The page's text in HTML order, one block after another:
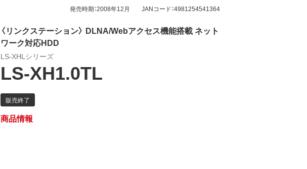
発売時期：2008年12月 JANコード：4981254541364
〈リンクステーション〉 DLNA/Webアクセス機能搭載 ネット
ワーク対応HDD
LS-XHLシリーズ
LS-XH1.0TL
商品情報